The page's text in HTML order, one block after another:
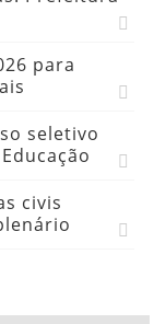
para
seletivo
civis